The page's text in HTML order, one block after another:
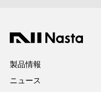
製品情報
ニュース